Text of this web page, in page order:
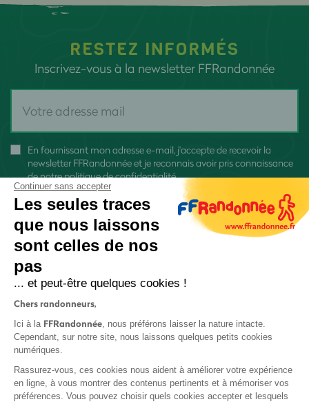
RESTEZ INFORMÉS
Inscrivez-vous à la newsletter FFRandonnée
En fournissant mon adresse e-mail, j'accepte de recevoir la
newsletter FFRandonnée et je reconnais avoir pris connaissance
denotre politique de confidentialité
Protection des données
Politique de confidentialité
Continuer sans accepter
Les seules traces
que nous laissons
sont celles de nos
pas
... et peut-être quelques cookies !
Chers randonneurs,
Ici à la FFRandonnée, nous préférons laisser la nature intacte.
Cependant, sur notre site, nous laissons quelques petits cookies
numériques.
Rassurez-vous, ces cookies nous aident à améliorer votre expérience
en ligne, à vous montrer des contenus pertinents et à mémoriser vos
préférences. Vous pouvez choisir quels cookies accepter et lesquels